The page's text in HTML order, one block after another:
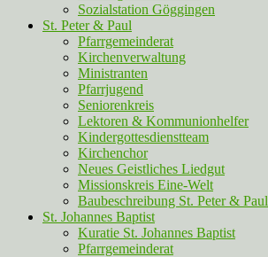
Sozialstation Göggingen
St. Peter & Paul
Pfarrgemeinderat
Kirchenverwaltung
Ministranten
Pfarrjugend
Seniorenkreis
Lektoren & Kommunionhelfer
Kindergottesdienstteam
Kirchenchor
Neues Geistliches Liedgut
Missionskreis Eine-Welt
Baubeschreibung St. Peter & Paul
St. Johannes Baptist
Kuratie St. Johannes Baptist
Pfarrgemeinderat